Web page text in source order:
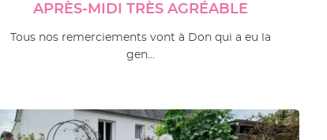
APRÈS-MIDI TRÈS AGRÉABLE
Tous nos remerciements vont à Don qui a eu la
gen…